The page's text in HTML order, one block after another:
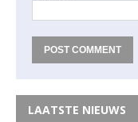
LAATSTE NIEUWS